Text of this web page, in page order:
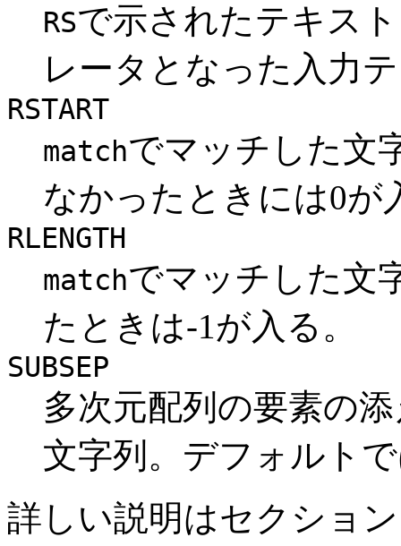
RSで示されたテキス
レータとなった入力
RSTART
matchでマッチした文
なかったときには0が
RLENGTH
matchでマッチした文
たときは-1が入る。
SUBSEP
多次元配列の要素の
文字列。デフォルト
詳しい説明はセクショ